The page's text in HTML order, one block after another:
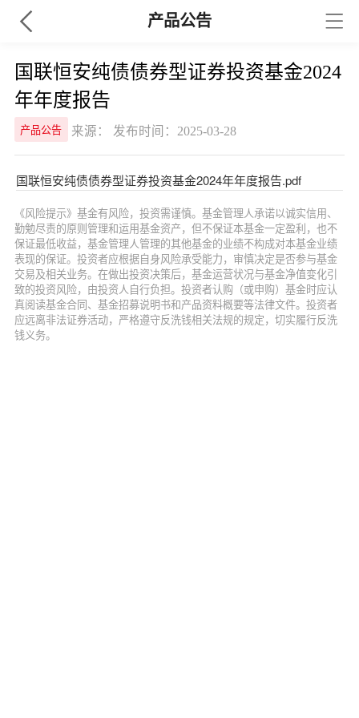
产品公告
国联恒安纯债债券型证券投资基金2024
年年度报告
产品公告 来源： 发布时间：2025-03-28
国联恒安纯债债券型证券投资基金2024年年度报告.pdf
《风险提示》基金有风险，投资需谨慎。基金管理人承诺以诚实信用、
勤勉尽责的原则管理和运用基金资产，但不保证本基金一定盈利，也不
保证最低收益，基金管理人管理的其他基金的业绩不构成对本基金业绩
表现的保证。投资者应根据自身风险承受能力，审慎决定是否参与基金
交易及相关业务。在做出投资决策后，基金运营状况与基金净值变化引
致的投资风险，由投资人自行负担。投资者认购（或申购）基金时应认
真阅读基金合同、基金招募说明书和产品资料概要等法律文件。投资者
应远离非法证券活动，严格遵守反洗钱相关法规的规定，切实履行反洗
钱义务。